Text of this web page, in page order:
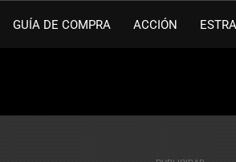
GUÍA DE COMPRA ACCIÓN